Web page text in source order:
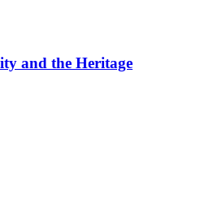
and the Heritage